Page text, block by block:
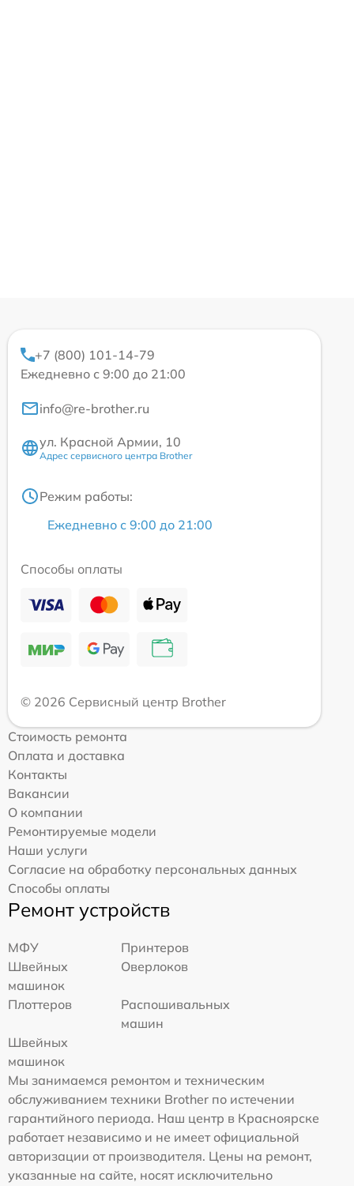
+7 (800) 101-14-79
Ежедневно с 9:00 до 21:00
info@re-brother.ru
ул. Красной Армии, 10
Адрес сервисного центра Brother
Режим работы:
Ежедневно с 9:00 до 21:00
Способы оплаты
© 2026 Сервисный центр Brother
Стоимость ремонта
Оплата и доставка
Контакты
Вакансии
О компании
Ремонтируемые модели
Наши услуги
Согласие на обработку персональных данных
Способы оплаты
Ремонт устройств
МФУ
Принтеров
Швейных
машинок
Оверлоков
Плоттеров
Распошивальных
машин
Швейных
машинок
Мы занимаемся ремонтом и техническим
обслуживанием техники Brother по истечении
гарантийного периода. Наш центр в Красноярске
работает независимо и не имеет официальной
авторизации от производителя. Цены на ремонт,
указанные на сайте, носят исключительно